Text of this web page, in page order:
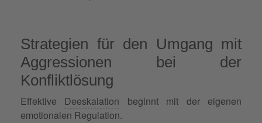
Strategien für den Umgang mit
Aggressionen bei der
Konfliktlösung
Effektive Deeskalation beginnt mit der eigenen
emotionalen Regulation.